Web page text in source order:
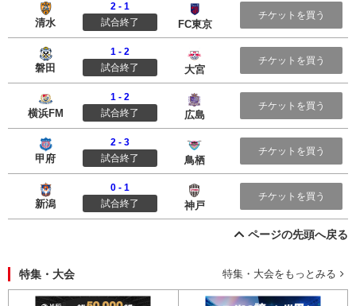
清水エスパルス
清水
2 - 1
試合終了
FC東京
チケットを買う
磐田
1 - 2
試合終了
大宮
チケットを買う
横浜Ｆ・マリノス
横浜FM
1 - 2
試合終了
広島
チケットを買う
ヴァンフォーレ甲府
甲府
2 - 3
試合終了
鳥栖
チケットを買う
アルビレックス新潟
新潟
0 - 1
試合終了
神戸
チケットを買う
ページの先頭へ戻る
特集・大会 特集・大会をもっとみる